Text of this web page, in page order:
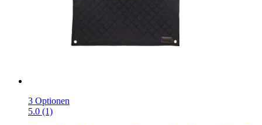
3 Optionen
5.0 (1)